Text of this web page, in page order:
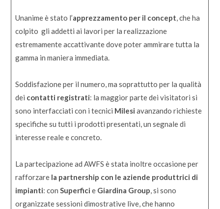
Unanime è stato l’apprezzamento per il concept, che ha
colpito gli addetti ai lavori per la realizzazione
estremamente accattivante dove poter ammirare tutta la
gamma in maniera immediata.
Soddisfazione per il numero, ma soprattutto per la qualità
dei contatti registrati: la maggior parte dei visitatori si
sono interfacciati con i tecnici Milesi avanzando richieste
specifiche su tutti i prodotti presentati, un segnale di
interesse reale e concreto.
La partecipazione ad AWFS è stata inoltre occasione per
rafforzare la partnership con le aziende produttrici di
impianti: con Superfici e Giardina Group, si sono
organizzate sessioni dimostrative live, che hanno